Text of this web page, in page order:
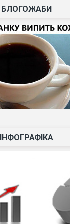
БЛОГОЖАБИ
ІНФОГРАФІКА